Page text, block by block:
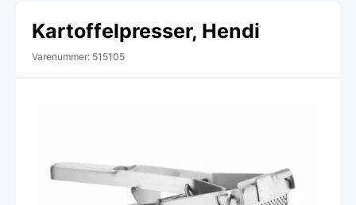
Kartoffelpresser, Hendi
Varenummer: 515105